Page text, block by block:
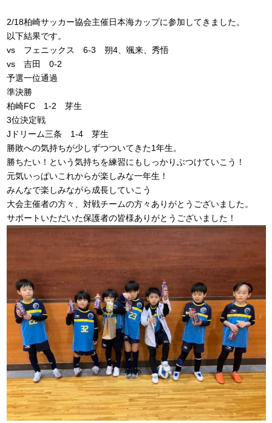
2/18柏崎サッカー協会主催日本海カップに参加してきました。
以下結果です。
vs フェニックス 6-3 朔4、颯来、秀悟
vs 吉田 0-2
予選一位通過
準決勝
柏崎FC 1-2 芽生
3位決定戦
Jドリーム三条 1-4 芽生
勝敗への気持ちが少しずつついてきた1年生。
勝ちたい！という気持ちを練習にもしっかりぶつけていこう！
元気いっぱいこれからが楽しみな一年生！
みんなで楽しみながら成長していこう
大会主催者の方々、対戦チームの方々ありがとうございました。
サポートいただいた保護者の皆様ありがとうございました！